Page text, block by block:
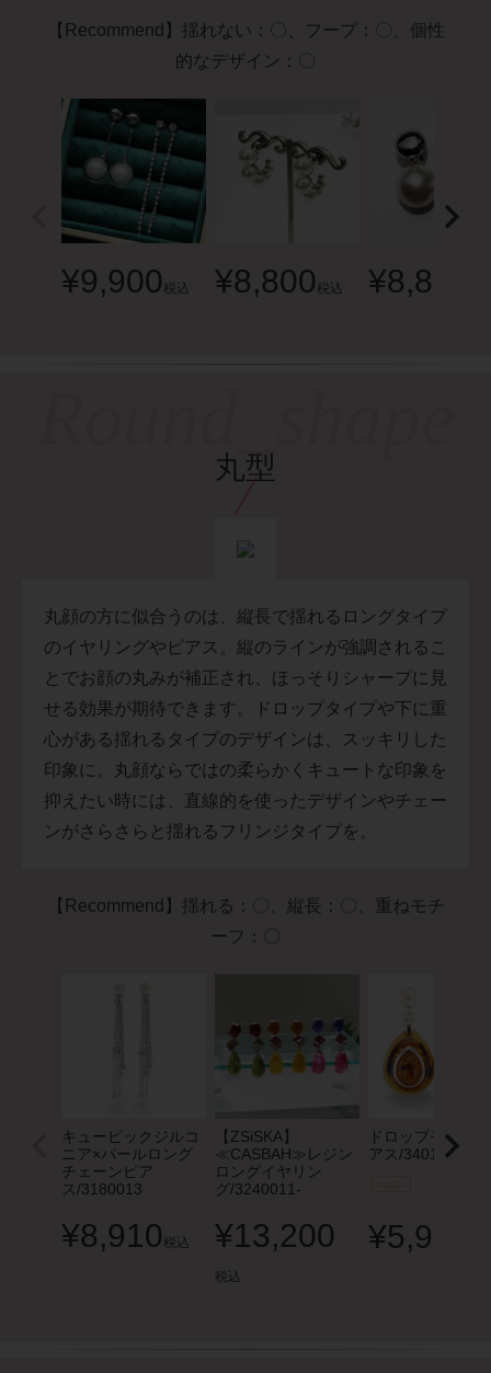
【Recommend】揺れない：〇、フープ：〇、個性
的なデザイン：〇
¥9,900税込 ¥8,800税込 ¥8,800
丸型
丸顔の方に似合うのは、縦長で揺れるロングタイプ
のイヤリングやピアス。縦のラインが強調されるこ
とでお顔の丸みが補正され、ほっそりシャープに見
せる効果が期待できます。ドロップタイプや下に重
心がある揺れるタイプのデザインは、スッキリした
印象に。丸顔ならではの柔らかくキュートな印象を
抑えたい時には、直線的を使ったデザインやチェー
ンがさらさらと揺れるフリンジタイプを。
【Recommend】揺れる：〇、縦長：〇、重ねモチ
ーフ：〇
キュービックジルコ
ニア×パールロング
チェーンピア
ス/3180013
¥8,910税込
【ZSiSKA】
≪CASBAH≫レジン
ロングイヤリン
グ/3240011-
¥13,200
税込
ドロップモチー
アス/3401197
¥5,940